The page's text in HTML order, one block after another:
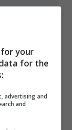
a
i
che ha
your
for the
advertising and
and